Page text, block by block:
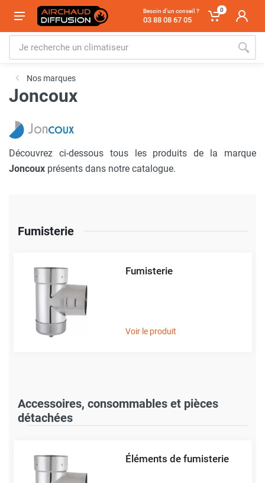
Besoin d'un conseil ?
03 88 08 67 05
0
Nos marques
Joncoux
Découvrez ci-dessous tous les produits de la marque
Joncoux présents dans notre catalogue.
Fumisterie
Fumisterie
Voir le produit
Accessoires, consommables et pièces
détachées
Éléments de fumisterie